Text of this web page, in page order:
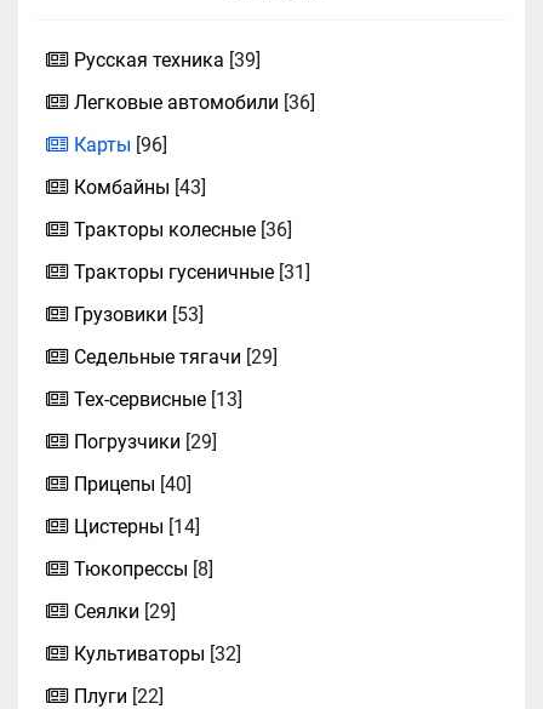
Русская техника [39]
Легковые автомобили [36]
Карты [96]
Комбайны [43]
Тракторы колесные [36]
Тракторы гусеничные [31]
Грузовики [53]
Седельные тягачи [29]
Тех-сервисные [13]
Погрузчики [29]
Прицепы [40]
Цистерны [14]
Тюкопрессы [8]
Сеялки [29]
Культиваторы [32]
Плуги [22]